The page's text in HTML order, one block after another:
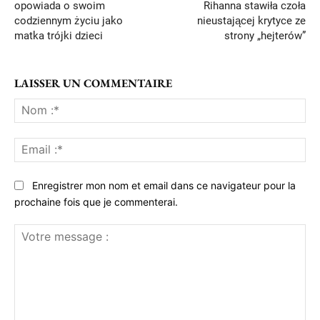
opowiada o swoim
codziennym życiu jako
matka trójki dzieci
Rihanna stawiła czoła
nieustającej krytyce ze
strony „hejterów”
LAISSER UN COMMENTAIRE
:*
:*
Enregistrer mon nom et email dans ce navigateur pour la
prochaine fois que je commenterai.